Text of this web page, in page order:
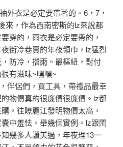
衣是必定要帶著的。6，7，
來，作為西南密斯的lz來說都
穿的，雨衣是必定要帶的，
街冷巷賣的年夜領巾，lz猛烈
防冷，擋雨。最樞紐，對付
有滋味~嘿嘿~
侶們，買工具，帶禮品最幸
物價真的很廉價很廉價。lz都
，往瞭麗江發明物價太高，
中羞怯。舉幾個實例。lz跟閨
幾多人讚美過，年夜理13一